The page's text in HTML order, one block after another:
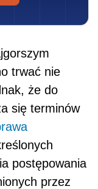
trwać nie
że do
się terminów
postępowania
przez